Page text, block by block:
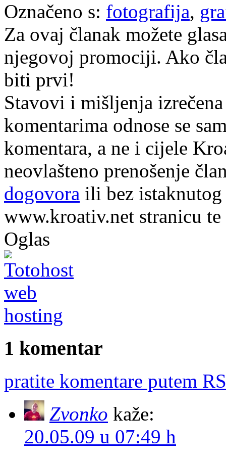
Označeno s: fotografija,
Za ovaj članak možete
njegovoj promociji. Ako
biti prvi!
Stavovi i mišljenja
komentarima odnose se
komentara, a ne i cijele
neovlašteno prenošenje
dogovora ili bez
www.kroativ.net stranicu te
Oglas
1 komentar
pratite komentare putem
Zvonko kaže:
20.05.09 u 07:49 h